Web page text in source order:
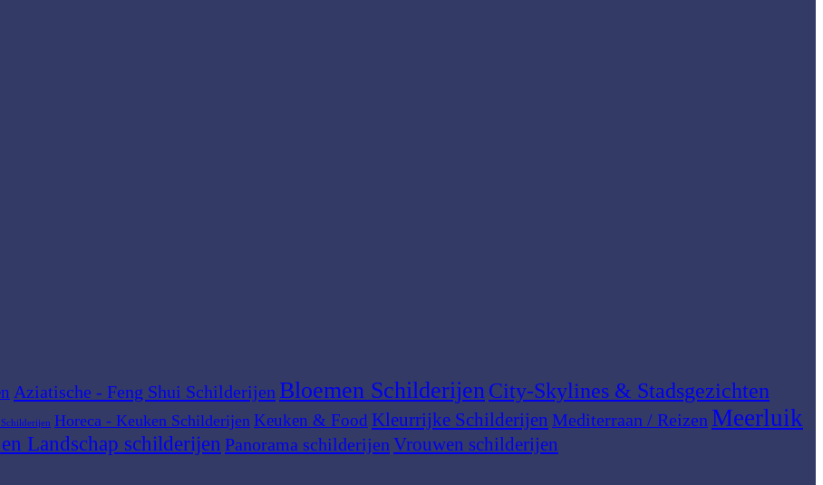
Aziatische - Feng Shui Schilderijen Bloemen Schilderijen City-Skylines & Stadsgezichten
Horeca - Keuken Schilderijen Keuken & Food Kleurrijke Schilderijen Mediterraan / Reizen Meerluik
Landschap schilderijen Panorama schilderijen Vrouwen schilderijen